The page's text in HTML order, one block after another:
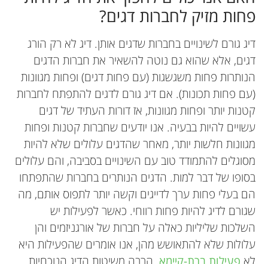
פחות מזיק לחברות דגים?
דיג גורם לשינויים בחברות שדגים אותן. דיג לא רק הורג
דגים, אלא שהוא גם נוטה להשאיר את חברות הדגים
הנותרות פחות משגשגות (עם פחות דגים) ופחות מגוונות
(עם פחות תכונות). אם דיג גורם לדגים להתפתח לחברות
קטנות יותר ופחות מגוונות, אז דורות העתיד של דגים
עשויים להיות בבעיה. אנו יודעים שחברות קטנות ופחות
מגוונות חלשות יותר, מאחר שהדגים עלולים שלא להיות
מסוגלים להתמודד טוב עם השינויים בסביבה, והם עלולים
בסופו של דבר למות. הדגים הנותרים בחברות שהתפתחו
הם בעלי פחות ערך לדייגים וקשה יותר לתפוס אותם, מה
שגורם לדיג להיות פחות רווחי. כאשר לפעילות יש
השלכות שליליות כאלה על חברות של אורגניזמים והן
עלולות שלא להתאושש מהן, אנו אומרים שהפעילות היא